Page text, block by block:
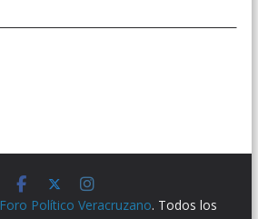
Foro Político Veracruzano. Todos los